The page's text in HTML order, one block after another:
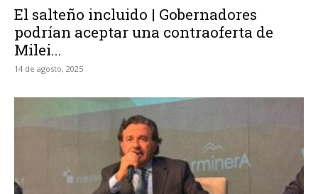
El salteño incluido | Gobernadores
podrían aceptar una contraoferta de
Milei...
14 de agosto, 2025